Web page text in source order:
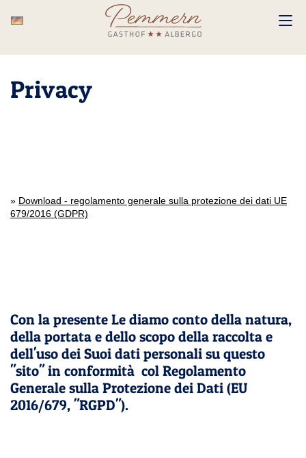
Privacy
» Download - regolamento generale sulla protezione dei dati UE
679/2016 (GDPR)
Con la presente Le diamo conto della natura,
della portata e dello scopo della raccolta e
dell'uso dei Suoi dati personali su questo
"sito" in conformità col Regolamento
Generale sulla Protezione dei Dati (EU
2016/679, "RGPD").